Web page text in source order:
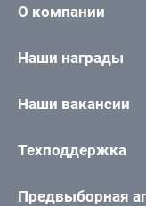
О компании
Наши награды
Наши вакансии
Техподдержка
Предвыборная